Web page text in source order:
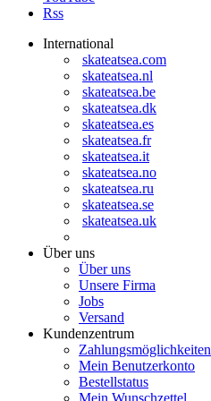
Rss
International
skateatsea.com
skateatsea.nl
skateatsea.be
skateatsea.dk
skateatsea.es
skateatsea.fr
skateatsea.it
skateatsea.no
skateatsea.ru
skateatsea.se
skateatsea.uk
Über uns
Über uns
Unsere Firma
Jobs
Versand
Kundenzentrum
Zahlungsmöglichkeiten
Mein Benutzerkonto
Bestellstatus
Mein Wunschzettel